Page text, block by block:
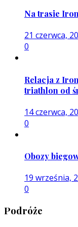
Na trasie
21 czerwca,
0
Relacja z
triathlon od
14 czerwca,
0
Obozy
19 września,
0
Podróże